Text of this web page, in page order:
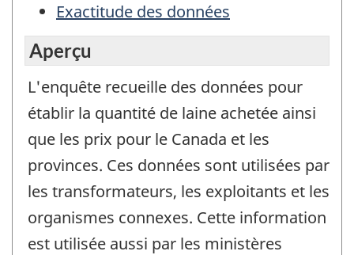
Exactitude des données
Aperçu
L'enquête recueille des données pour
établir la quantité de laine achetée ainsi
que les prix pour le Canada et les
provinces. Ces données sont utilisées par
les transformateurs, les exploitants et les
organismes connexes. Cette information
est utilisée aussi par les ministères